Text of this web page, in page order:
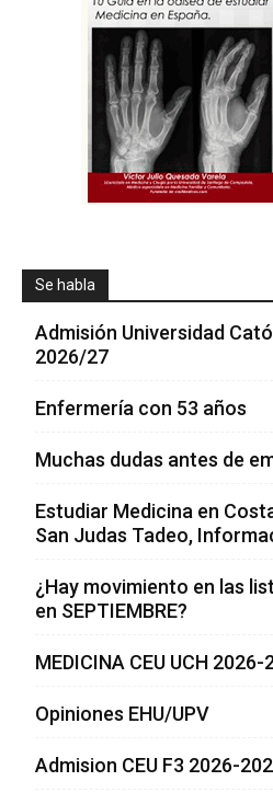
Se habla
Admisión Universidad
2026/27
Enfermería con 53 años
Muchas dudas antes de
Estudiar Medicina en
San Judas Tadeo,
¿Hay movimiento en las
en SEPTIEMBRE?
MEDICINA CEU UCH 2026-
Opiniones EHU/UPV
Admision CEU F3 2026-